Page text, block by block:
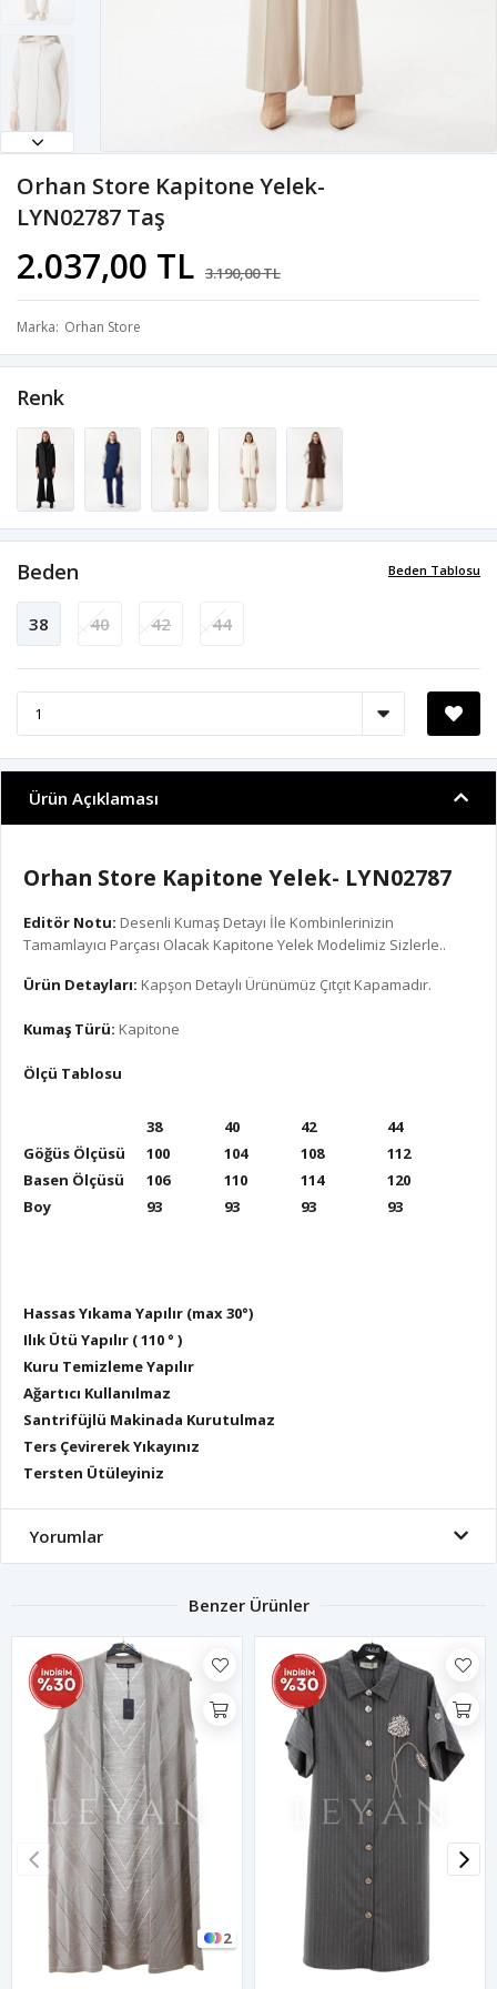
Orhan Store Kapitone Yelek-
LYN02787 Taş
2.037,00 TL 3.190,00 TL
Marka Orhan Store
Renk
Beden Tablosu
Beden
38 40 42 44
Ürün Açıklaması
Orhan Store Kapitone Yelek- LYN02787
Editör Notu: Desenli Kumaş Detayı İle Kombinlerinizin
Tamamlayıcı Parçası Olacak Kapitone Yelek Modelimiz Sizlerle..
Ürün Detayları: Kapşon Detaylı Ürünümüz Çıtçıt Kapamadır.
Kumaş Türü: Kapitone
Ölçü Tablosu
38 40 42
44
Göğüs Ölçüsü
100 104 108
112
Basen Ölçüsü
106 110 114
120
Boy
93 93 93 93
Hassas Yıkama Yapılır (max 30°)
Ilık Ütü Yapılır ( 110 ° )
Kuru Temizleme Yapılır
Ağartıcı Kullanılmaz
Santrifüjlü Makinada Kurutulmaz
Ters Çevirerek Yıkayınız
Tersten Ütüleyiniz
Yorumlar
Benzer Ürünler
2